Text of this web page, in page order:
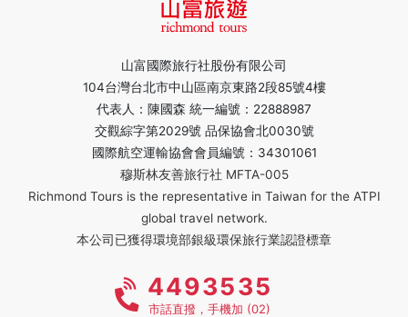
山富國際旅行社股份有限公司
104台灣台北市中山區南京東路2段85號4樓
代表人：陳國森 統一編號：22888987
交觀綜字第2029號 品保協會北0030號
國際航空運輸協會會員編號：34301061
穆斯林友善旅行社 MFTA-005
Richmond Tours is the representative in Taiwan for the ATPI
global travel network.
本公司已獲得環境部銀級環保旅行業認證標章
4493535
市話直撥，手機加 (02)